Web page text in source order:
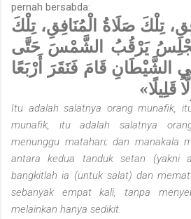
pernah bersabda:
تِلْكَ صَلَاةُ الْمُنَافِقِ، تِلْكَ
يَجْلِسُ يَرْقُبُ الشَّمْسَ حَتَّى
الشَّيْطَانِ قَامَ فَنَقَرَ أَرْبَعًا
قَلِيلًا»
Itu adalah salatnya orang munafik,
munafik, itu adalah salatnya
menunggu matahari; dan manakala
antara kedua tanduk setan (yakni
bangkitlah ia (untuk salat) dan
sebanyak empat kali, tanpa
melainkan hanya sedikit.